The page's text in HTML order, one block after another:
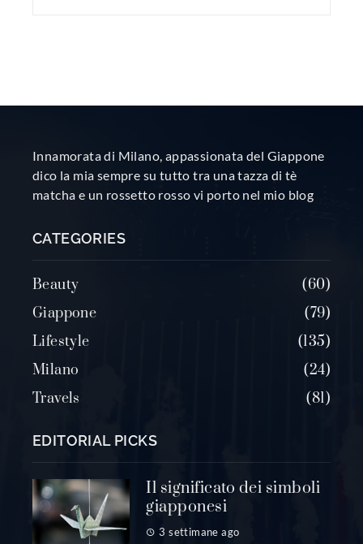
Innamorata di Milano, appassionata del Giappone
dico la mia sempre su tutto tra una tazza di tè
matcha e un rossetto rosso vi porto nel mio blog
CATEGORIES
Beauty
60
Giappone
79
Lifestyle
135
Milano
24
Travels
81
EDITORIAL PICKS
Il significato dei simboli
giapponesi
3 settimane ago